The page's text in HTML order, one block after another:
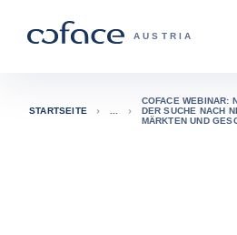
COFACE FOR
AUSTRIA
Zurück zur Startseite
STARTSEITE
COFACE WEBINAR:
DER SUCHE NACH
MÄRKTEN UND